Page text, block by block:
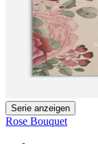
Serie anzeigen
Rose Bouquet